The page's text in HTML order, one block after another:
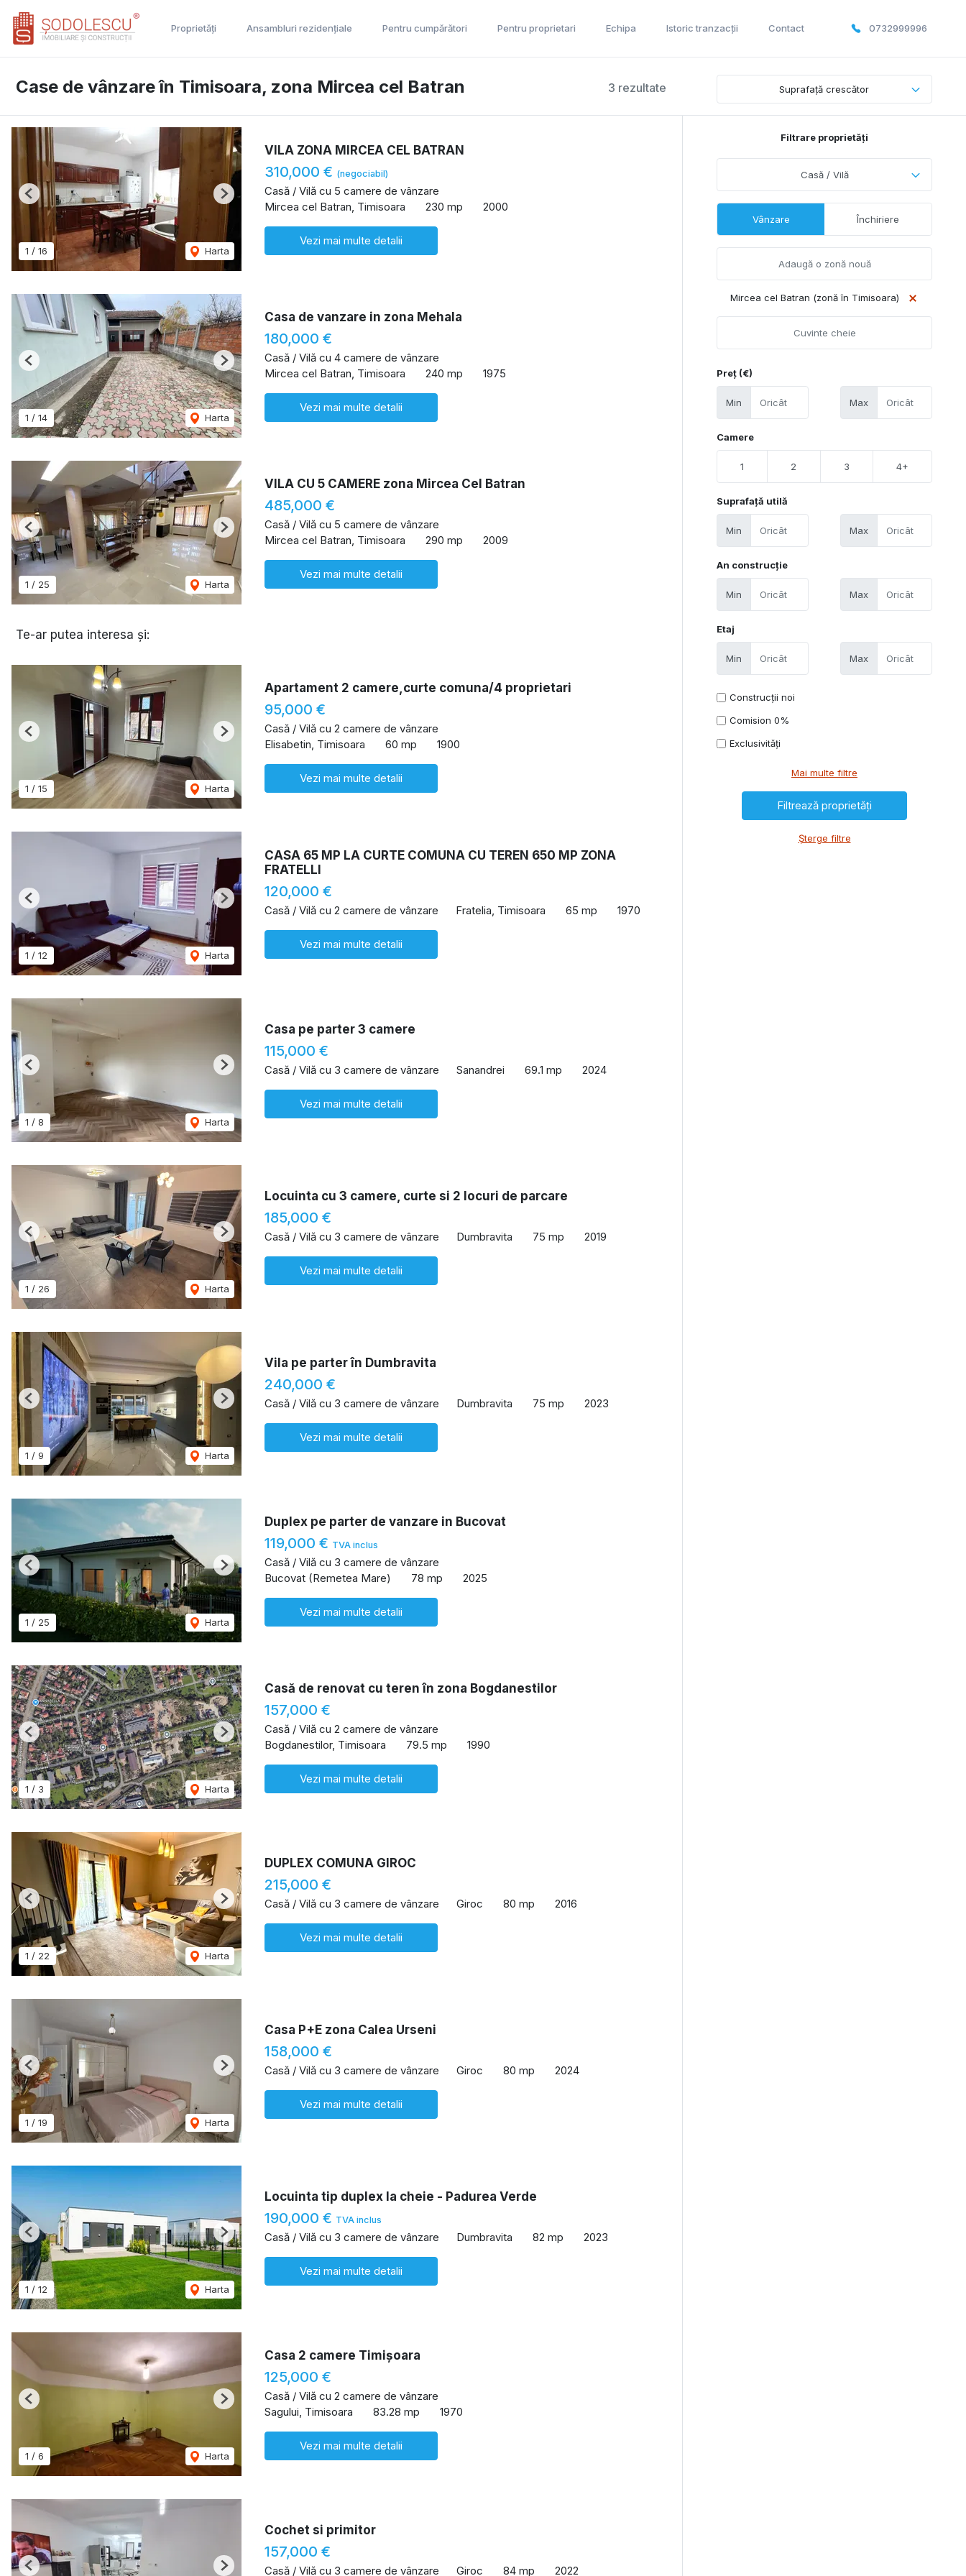
Proprietăți Ansambluri rezidențiale Pentru cumpărători Pentru proprietari Echipa Istoric tranzacții Contact 0732999996
3 rezultate
Case de vânzare în Timisoara, zona Mircea cel Batran Suprafață crescător
1 / 16 Harta
Previous Next
VILA ZONA MIRCEA CEL BATRAN
310,000 € (negociabil)
Casă / Vilă cu 5 camere de vânzare
Mircea cel Batran, Timisoara
230 mp 2000
Vezi mai multe detalii
1 / 14 Harta
Previous Next
Casa de vanzare in zona Mehala
180,000 €
Casă / Vilă cu 4 camere de vânzare
Mircea cel Batran, Timisoara
240 mp 1975
Vezi mai multe detalii
1 / 25 Harta
Previous Next
VILA CU 5 CAMERE zona Mircea Cel Batran
485,000 €
Casă / Vilă cu 5 camere de vânzare
Mircea cel Batran, Timisoara
290 mp 2009
Vezi mai multe detalii
Te-ar putea interesa și:
1 / 15 Harta
Previous Next
Apartament 2 camere,curte comuna/4 proprietari
95,000 €
Casă / Vilă cu 2 camere de vânzare
Elisabetin, Timisoara
60 mp 1900
Vezi mai multe detalii
1 / 12 Harta
Previous Next
CASA 65 MP LA CURTE COMUNA CU TEREN 650 MP ZONA
FRATELLI
120,000 €
Casă / Vilă cu 2 camere de vânzare Fratelia, Timisoara 65 mp 1970
Vezi mai multe detalii
1 / 8 Harta
Previous Next
Casa pe parter 3 camere
115,000 €
Casă / Vilă cu 3 camere de vânzare Sanandrei 69.1 mp 2024
Vezi mai multe detalii
1 / 26 Harta
Previous Next
Locuinta cu 3 camere, curte si 2 locuri de parcare
185,000 €
Casă / Vilă cu 3 camere de vânzare Dumbravita 75 mp 2019
Vezi mai multe detalii
1 / 9 Harta
Previous Next
Vila pe parter în Dumbravita
240,000 €
Casă / Vilă cu 3 camere de vânzare Dumbravita 75 mp 2023
Vezi mai multe detalii
1 / 25 Harta
Previous Next
Duplex pe parter de vanzare in Bucovat
119,000 € TVA inclus
Casă / Vilă cu 3 camere de vânzare
Bucovat (Remetea Mare)
78 mp 2025
Vezi mai multe detalii
1 / 3 Harta
Previous Next
Casă de renovat cu teren în zona Bogdanestilor
157,000 €
Casă / Vilă cu 2 camere de vânzare
Bogdanestilor, Timisoara
79.5 mp 1990
Vezi mai multe detalii
1 / 22 Harta
Previous Next
DUPLEX COMUNA GIROC
215,000 €
Casă / Vilă cu 3 camere de vânzare Giroc 80 mp 2016
Vezi mai multe detalii
1 / 19 Harta
Previous Next
Casa P+E zona Calea Urseni
158,000 €
Casă / Vilă cu 3 camere de vânzare Giroc 80 mp 2024
Vezi mai multe detalii
1 / 12 Harta
Previous Next
Locuinta tip duplex la cheie - Padurea Verde
190,000 € TVA inclus
Casă / Vilă cu 3 camere de vânzare Dumbravita 82 mp 2023
Vezi mai multe detalii
1 / 6 Harta
Previous Next
Casa 2 camere Timișoara
125,000 €
Casă / Vilă cu 2 camere de vânzare
Sagului, Timisoara
83.28 mp 1970
Vezi mai multe detalii
Previous Next
Cochet si primitor
157,000 €
Casă / Vilă cu 3 camere de vânzare Giroc 84 mp 2022
Filtrare proprietăți
Casă / Vilă
Vânzare Închiriere
Mircea cel Batran (zonă în Timisoara)
Preț (€)
Min Max
Camere
1 2 3 4+
Suprafață utilă
Min Max
An construcție
Min Max
Etaj
Min Max
Construcții noi
Comision 0%
Exclusivități
Mai multe filtre
Șterge filtre